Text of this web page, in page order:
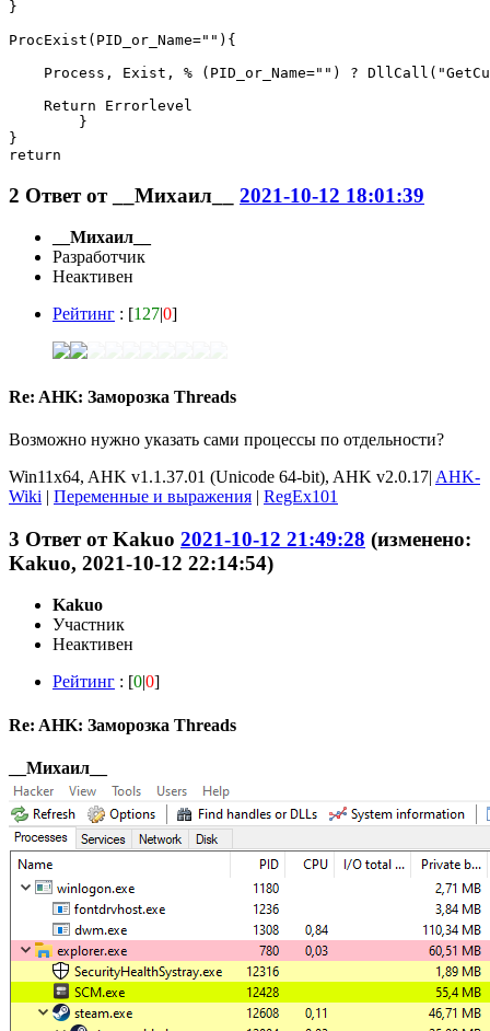
}
ProcExist(PID_or_Name=""){
Process, Exist, % (PID_or_Name="") ?
    Return Errorlevel
}
return
2 Ответ от __Михаил__ 2021-10-12 18:01:39
__Михаил__
Разработчик
Неактивен
Рейтинг : [127|0]
Re: AHK: Заморозка Threads
Возможно нужно указать сами процессы по отдельности?
Win11x64, AHK v1.1.37.01 (Unicode 64-bit), AHK v2.0.17| AHK-
Wiki | Переменные и выражения | RegEx101
3 Ответ отKakuo 2021-10-12 21:49:28 (изменено:
Kakuo, 2021-10-12 22:14:54)
Kakuo
Участник
Неактивен
Рейтинг : [0|0]
Re: AHK: Заморозка Threads
__Михаил__